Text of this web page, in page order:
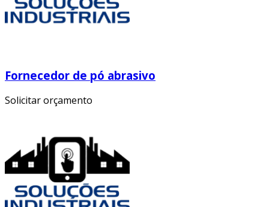
Fornecedor de pó abrasivo
Solicitar orçamento